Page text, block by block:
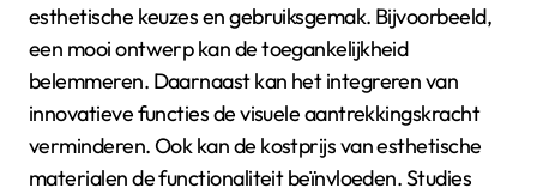
esthetische keuzes en gebruiksgemak. Bijvoorbeeld,
een mooi ontwerp kan de toegankelijkheid
belemmeren. Daarnaast kan het integreren van
innovatieve functies de visuele aantrekkingskracht
verminderen. Ook kan de kostprijs van esthetische
materialen de functionaliteit beïnvloeden. Studies